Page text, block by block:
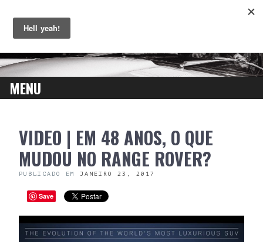
MENU
CONTENTVIDEO | EM 48 ANOS, O QUE
MUDOU NO RANGE ROVER?
PUBLICADO EM JANEIRO 23, 2017
Save